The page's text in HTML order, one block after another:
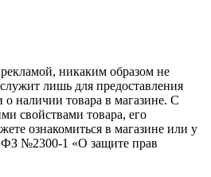
никаким образом не
лишь для предоставления
наличии товара в магазине. С
свойствами товара, его
ознакомиться в магазине или у
ФЗ №2300-1 «О защите прав